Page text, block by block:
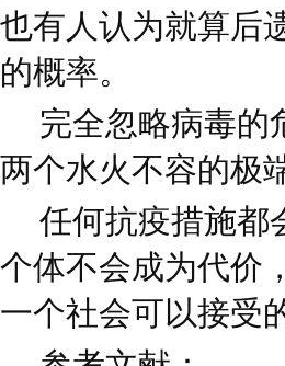
也有人认为就算后
的概率。
完全忽略病毒的
两个水火不容的极
任何抗疫措施都
个体不会成为代价
一个社会可以接受